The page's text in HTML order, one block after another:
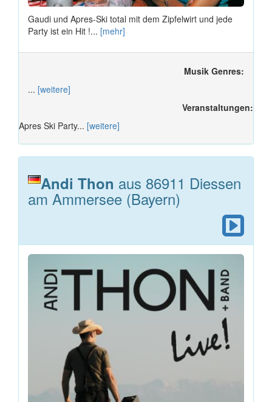
Gaudi und Apres-Ski total mit dem Zipfelwirt und jede
Party ist ein Hit !... [mehr]
Musik Genres:
... [weitere]
Veranstaltungen:
Apres Ski Party... [weitere]
Andi Thon aus 86911 Diessen
am Ammersee (Bayern)